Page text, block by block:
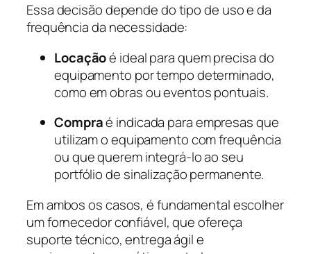
Essa decisão depende do tipo de uso e da
frequência da necessidade:
Locaçãoé ideal para quem precisa do
equipamento por tempo determinado,
como em obras ou eventos pontuais.
Compraé indicada para empresas que
utilizam o equipamento com frequência
ou que querem integrá-lo ao seu
portfólio de sinalização permanente.
Em ambos os casos, é fundamental escolher
um fornecedor confiável, que ofereça
suporte técnico, entrega ágil e